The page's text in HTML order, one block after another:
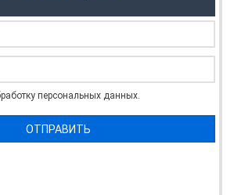
персональных данных.